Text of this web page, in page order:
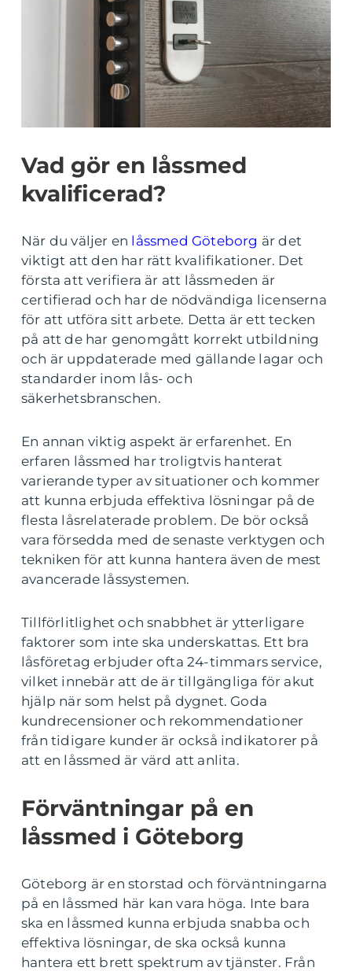
Vad gör en låssmed
kvalificerad?
När du väljer en låssmed Göteborg är det
viktigt att den har rätt kvalifikationer. Det
första att verifiera är att låssmeden är
certifierad och har de nödvändiga licenserna
för att utföra sitt arbete. Detta är ett tecken
på att de har genomgått korrekt utbildning
och är uppdaterade med gällande lagar och
standarder inom lås- och
säkerhetsbranschen.
En annan viktig aspekt är erfarenhet. En
erfaren låssmed har troligtvis hanterat
varierande typer av situationer och kommer
att kunna erbjuda effektiva lösningar på de
flesta låsrelaterade problem. De bör också
vara försedda med de senaste verktygen och
tekniken för att kunna hantera även de mest
avancerade låssystemen.
Tillförlitlighet och snabbhet är ytterligare
faktorer som inte ska underskattas. Ett bra
låsföretag erbjuder ofta 24-timmars service,
vilket innebär att de är tillgängliga för akut
hjälp när som helst på dygnet. Goda
kundrecensioner och rekommendationer
från tidigare kunder är också indikatorer på
att en låssmed är värd att anlita.
Förväntningar på en
låssmed i Göteborg
Göteborg är en storstad och förväntningarna
på en låssmed här kan vara höga. Inte bara
ska en låssmed kunna erbjuda snabba och
effektiva lösningar, de ska också kunna
hantera ett brett spektrum av tjänster. Från